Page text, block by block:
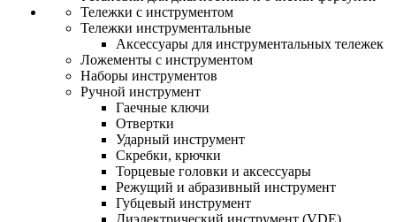
Тележки с инструментом
Тележки инструментальные
Аксессуары для инструментальных тележек
Ложементы с инструментом
Наборы инструментов
Ручной инструмент
Гаечные ключи
Отвертки
Ударный инструмент
Скребки, крючки
Торцевые головки и аксессуары
Режущий и абразивный инструмент
Губцевый инструмент